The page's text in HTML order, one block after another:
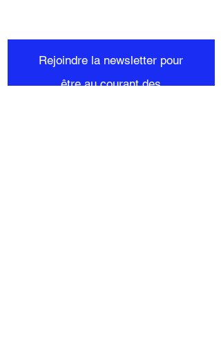
Rejoindre la newsletter pour
être au courant des